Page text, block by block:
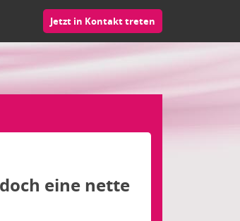
Jetzt in Kontakt treten
eine nette